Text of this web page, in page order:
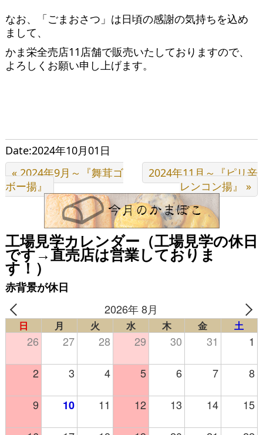
なお、「ごまおさつ」は日頃の感謝の気持ちを込め
まして、
かま栄全売店11店舗で販売いたしておりますので、
よろしくお願い申し上げます。
Date:2024年10月01日
« 2024年9月～『舞茸ゴ
ボー揚』
2024年11月～『ピリ辛
レンコン揚』 »
工場見学カレンダー（工場見学の休日
です→直売店は営業しておりま
す！）
赤背景が休日
2026年 8月
日 月 火 水 木 金 土
26 27 28 29 30 31 1
2 3 4 5 6 7 8
9 10 11 12 13 14 15